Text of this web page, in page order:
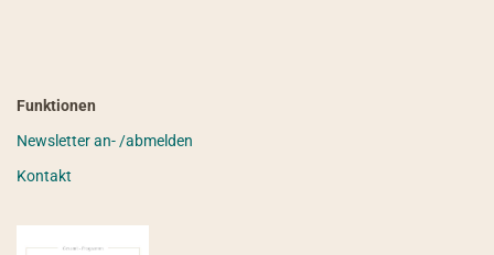
Funktionen
Newsletter an- /abmelden
Kontakt